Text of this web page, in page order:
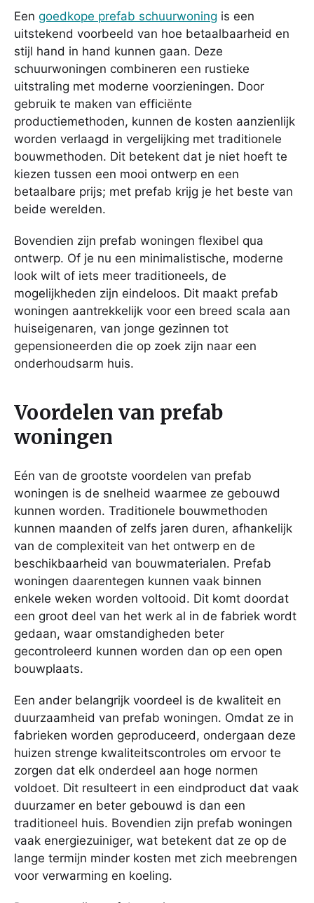
Een goedkope prefab schuurwoning is een
uitstekend voorbeeld van hoe betaalbaarheid en
stijl hand in hand kunnen gaan. Deze
schuurwoningen combineren een rustieke
uitstraling met moderne voorzieningen. Door
gebruik te maken van efficiënte
productiemethoden, kunnen de kosten aanzienlijk
worden verlaagd in vergelijking met traditionele
bouwmethoden. Dit betekent dat je niet hoeft te
kiezen tussen een mooi ontwerp en een
betaalbare prijs; met prefab krijg je het beste van
beide werelden.
Bovendien zijn prefab woningen flexibel qua
ontwerp. Of je nu een minimalistische, moderne
look wilt of iets meer traditioneels, de
mogelijkheden zijn eindeloos. Dit maakt prefab
woningen aantrekkelijk voor een breed scala aan
huiseigenaren, van jonge gezinnen tot
gepensioneerden die op zoek zijn naar een
onderhoudsarm huis.
Voordelen van prefab
woningen
Eén van de grootste voordelen van prefab
woningen is de snelheid waarmee ze gebouwd
kunnen worden. Traditionele bouwmethoden
kunnen maanden of zelfs jaren duren, afhankelijk
van de complexiteit van het ontwerp en de
beschikbaarheid van bouwmaterialen. Prefab
woningen daarentegen kunnen vaak binnen
enkele weken worden voltooid. Dit komt doordat
een groot deel van het werk al in de fabriek wordt
gedaan, waar omstandigheden beter
gecontroleerd kunnen worden dan op een open
bouwplaats.
Een ander belangrijk voordeel is de kwaliteit en
duurzaamheid van prefab woningen. Omdat ze in
fabrieken worden geproduceerd, ondergaan deze
huizen strenge kwaliteitscontroles om ervoor te
zorgen dat elk onderdeel aan hoge normen
voldoet. Dit resulteert in een eindproduct dat vaak
duurzamer en beter gebouwd is dan een
traditioneel huis. Bovendien zijn prefab woningen
vaak energiezuiniger, wat betekent dat ze op de
lange termijn minder kosten met zich meebrengen
voor verwarming en koeling.